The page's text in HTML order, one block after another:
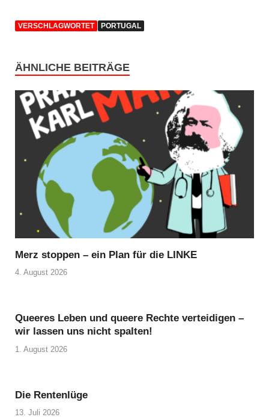
VERSCHLAGWORTET PORTUGAL
ÄHNLICHE BEITRÄGE
Merz stoppen – ein Plan für die LINKE
4. August 2026
Queeres Leben und queere Rechte verteidigen –
wir lassen uns nicht spalten!
1. August 2026
Die Rentenlüge
13. Juli 2026